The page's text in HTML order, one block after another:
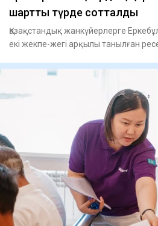
шартты түрде сотталды
Қазақстандық жанкүйерлерге
екі жекпе-жегі арқылы танылған